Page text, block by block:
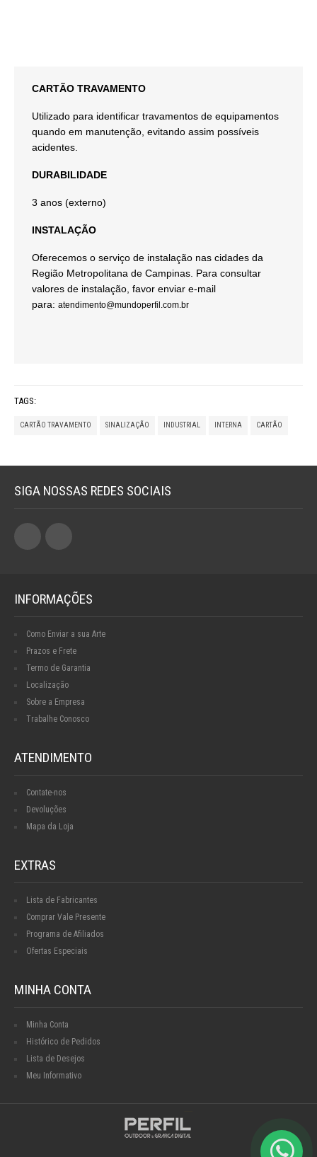
CARTÃO TRAVAMENTO
Utilizado para identificar travamentos de equipamentos
quando em manutenção, evitando assim possíveis
acidentes.
DURABILIDADE
3 anos (externo)
INSTALAÇÃO
Oferecemos o serviço de instalação nas cidades da
Região Metropolitana de Campinas. Para consultar
valores de instalação, favor enviar e-mail
para: atendimento@mundoperfil.com.br
TAGS:
CARTÃO TRAVAMENTO SINALIZAÇÃO INDUSTRIAL INTERNA CARTÃO
SIGA NOSSAS REDES SOCIAIS
INFORMAÇÕES
Como Enviar a sua Arte
Prazos e Frete
Termo de Garantia
Localização
Sobre a Empresa
Trabalhe Conosco
ATENDIMENTO
Contate-nos
Devoluções
Mapa da Loja
EXTRAS
Lista de Fabricantes
Comprar Vale Presente
Programa de Afiliados
Ofertas Especiais
MINHA CONTA
Minha Conta
Histórico de Pedidos
Lista de Desejos
Meu Informativo